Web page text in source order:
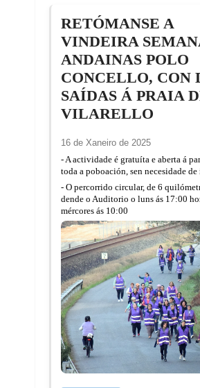
RETÓMANSE A
VINDEIRA
ANDAINAS POLO
CONCELLO, CON
SAÍDAS Á PRAIA
VILARELLO
16 de Xaneiro de 2025
- A actividade é gratuíta e aberta á
toda a poboación, sen necesidade
- O percorrido circular, de 6
dende o Auditorio o luns ás 17:00
mércores ás 10:00